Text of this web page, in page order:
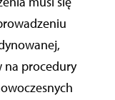
na procedury